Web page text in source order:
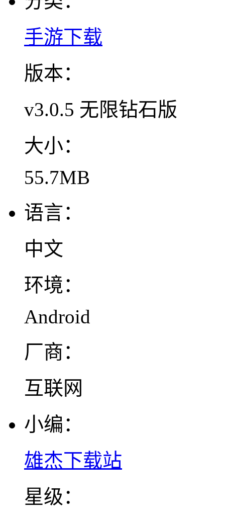
手游下载
版本：
v3.0.5 无限钻石版
大小：
55.7MB
语言：
中文
环境：
Android
厂商：
互联网
小编：
雄杰下载站
星级：